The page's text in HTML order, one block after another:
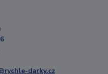
darky.cz